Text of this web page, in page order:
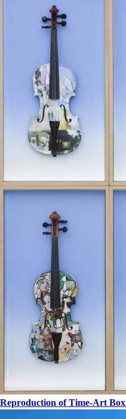
Reproduction of Time-Art Box